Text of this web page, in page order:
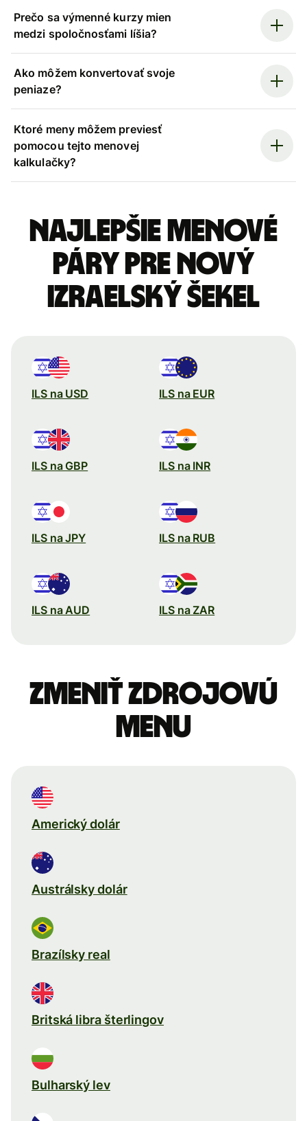
Prečo sa výmenné kurzy mien
medzi spoločnosťami líšia?
Ako môžem konvertovať svoje
peniaze?
Ktoré meny môžem previesť
pomocou tejto menovej
kalkulačky?
Najlepšie menové
páry pre Nový
izraelský šekel
ILS na USD ILS na EUR
ILS na GBP ILS na INR
ILS na JPY ILS na RUB
ILS na AUD ILS na ZAR
Zmeniť zdrojovú
menu
Americký dolár
Austrálsky dolár
Brazílsky real
Britská libra šterlingov
Bulharský lev